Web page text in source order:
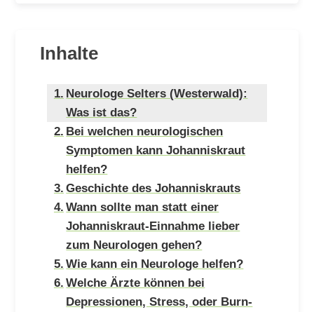
Inhalte
Neurologe Selters (Westerwald):
Was ist das?
Bei welchen neurologischen
Symptomen kann Johanniskraut
helfen?
Geschichte des Johanniskrauts
Wann sollte man statt einer
Johanniskraut-Einnahme lieber
zum Neurologen gehen?
Wie kann ein Neurologe helfen?
Welche Ärzte können bei
Depressionen, Stress, oder Burn-